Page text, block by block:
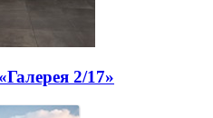
2/17»